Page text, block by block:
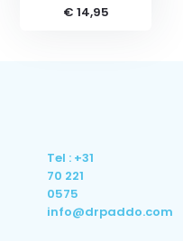
€ 14,95
Tel : +31
70 221
0575
info@drpaddo.com